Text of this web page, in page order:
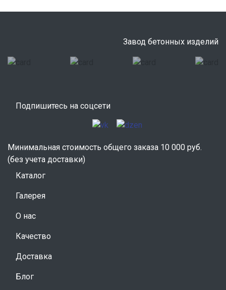
Завод бетонных изделий
Подпишитесь на соцсети
Минимальная стоимость общего заказа 10 000 руб.
(без учета доставки)
Каталог
Галерея
О нас
Качество
Доставка
Блог